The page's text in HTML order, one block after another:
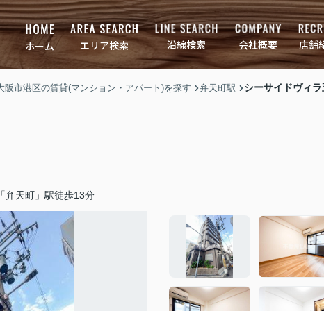
ホーム エリア検索 沿線検索 会社概要 店舗
阪市港区の賃貸(マンション・アパート)を探す 弁天町駅 シーサイドヴィ
弁天町」駅徒歩13分